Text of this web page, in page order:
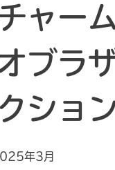
ャーム
ブラ
ショ
年3月